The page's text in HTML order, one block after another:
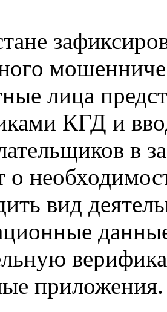
лица
КГД и
в
о
вид
приложения.